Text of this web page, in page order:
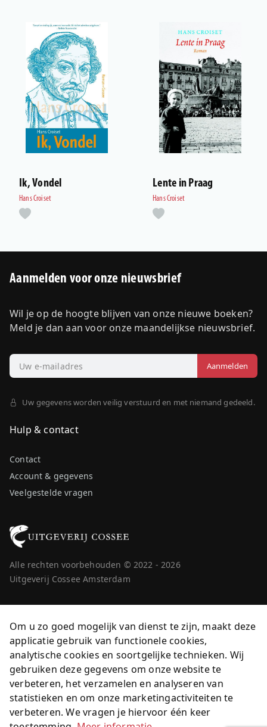
Ik, Vondel
Hans Croiset
Lente in Praag
Hans Croiset
Aanmelden voor onze nieuwsbrief
Wil je op de hoogte blijven van onze nieuwe boeken?
Meld je dan aan voor onze maandelijkse nieuwsbrief.
Uw gegevens worden veilig verstuurd en met niemand gedeeld.
Hulp & contact
Account & gegevens
Veelgestelde vragen
Contact
Alle rechten voorbehouden © 2022 - 2026
Uitgeverij Cossee Amsterdam
Om u zo goed mogelijk van dienst te zijn, maakt deze
applicatie gebruik van functionele cookies,
analytische cookies en soortgelijke technieken. Wij
gebruiken deze gegevens om onze website te
verbeteren, het verzamelen en analyseren van
statistieken en om onze marketingactiviteiten te
verbeteren. We vragen je hiervoor één keer